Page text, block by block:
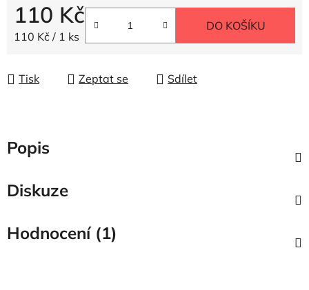
110 Kč
Měrná cena:
110 Kč / 1 ks
DO KOŠÍKU
Tisk Zeptat se Sdílet
Popis
Diskuze
Hodnocení (1)